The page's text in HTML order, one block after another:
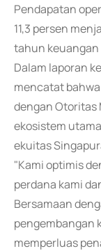
Pendapatan
11,3 persen
tahun
Dalam laporan
mencatat
dengan Otoritas
ekosistem
ekuitas
"Kami optimis
perdana kami
Bersamaan
pengembangan
memperluas